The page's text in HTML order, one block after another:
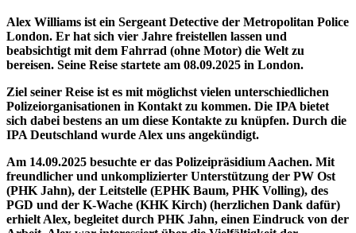
Alex Williams ist ein Sergeant Detective der Metropolitan Police
London. Er hat sich vier Jahre freistellen lassen und
beabsichtigt mit dem Fahrrad (ohne Motor) die Welt zu
bereisen. Seine Reise startete am 08.09.2025 in London.
Ziel seiner Reise ist es mit möglichst vielen unterschiedlichen
Polizeiorganisationen in Kontakt zu kommen. Die IPA bietet
sich dabei bestens an um diese Kontakte zu knüpfen. Durch die
IPA Deutschland wurde Alex uns angekündigt.
Am 14.09.2025 besuchte er das Polizeipräsidium Aachen. Mit
freundlicher und unkomplizierter Unterstützung der PW Ost
(PHK Jahn), der Leitstelle (EPHK Baum, PHK Volling), des
PGD und der K-Wache (KHK Kirch) (herzlichen Dank dafür)
erhielt Alex, begleitet durch PHK Jahn, einen Eindruck von der